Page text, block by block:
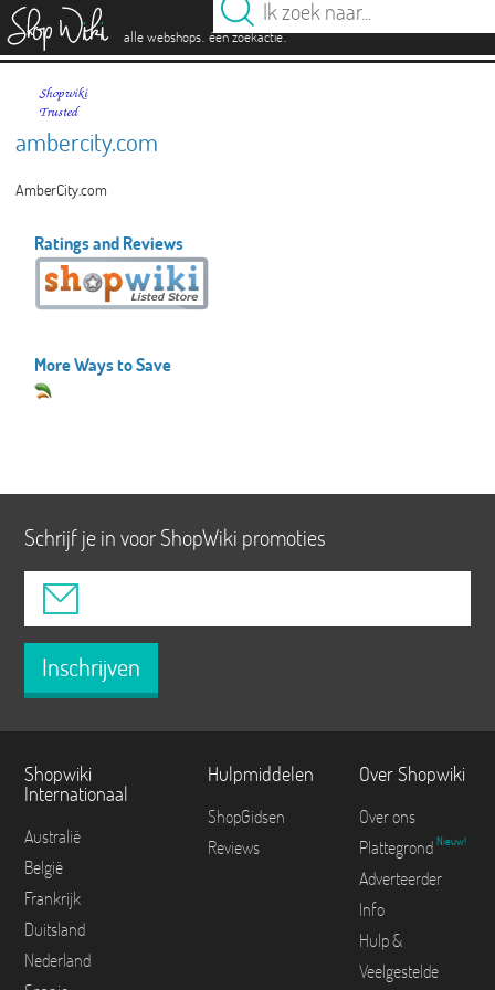
alle webshops. één zoekactie.
ambercity.com
AmberCity.com
Ratings and Reviews
More Ways to Save
Schrijf je in voor ShopWiki promoties
Inschrijven
Shopwiki
Internationaal
Australië
België
Frankrijk
Duitsland
Nederland
Hulpmiddelen
ShopGidsen
Reviews
Over Shopwiki
Over ons
Plattegrond Nieuw!
Adverteerder
Info
Hulp &
Veelgestelde